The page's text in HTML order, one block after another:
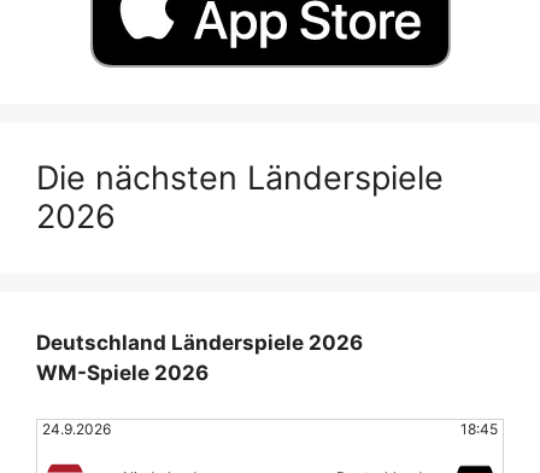
Die nächsten Länderspiele
2026
Deutschland Länderspiele 2026
WM-Spiele 2026
24.9.2026 18:45